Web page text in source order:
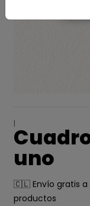
|
uno
🇨🇱 Envío gratis a
productos